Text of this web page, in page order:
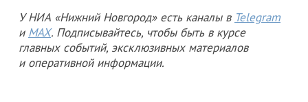
У НИА «Нижний Новгород» есть каналы в Telegram
и MAX. Подписывайтесь, чтобы быть в курсе
главных событий, эксклюзивных материалов
и оперативной информации.